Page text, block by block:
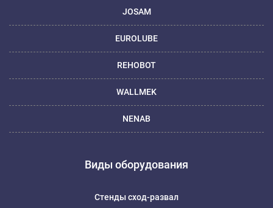
JOSAM
EUROLUBE
REHOBOT
WALLMEK
NENAB
Виды оборудования
Стенды сход-развал